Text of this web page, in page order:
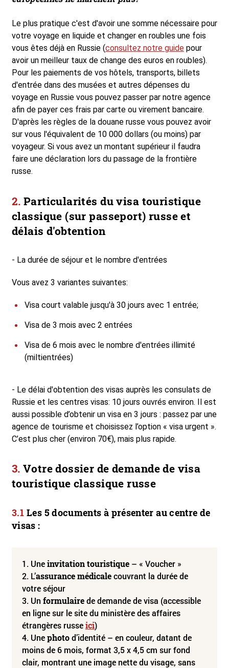
Le plus pratique c'est d'avoir une somme nécessaire pour
votre voyage en liquide et changer en roubles une fois
vous êtes déjà en Russie (consultez notre guide pour
avoir un meilleur taux de change des euros en roubles).
Pour les paiements de vos hôtels, transports, billets
d'entrée dans des musées et autres dépenses du
voyage en Russie vous pouvez passer par notre agence
afin de payer ces frais par carte ou virement bancaire.
D'après les règles de la douane russe vous pouvez avoir
sur vous l'équivalent de 10 000 dollars (ou moins) par
voyageur. Si vous avez un montant supérieur il faudra
faire une déclaration lors du passage de la frontière
russe.
Particularités du visa touristique
classique (sur passeport) russe et
délais d'obtention
- La durée de séjour et le nombre d'entrées
Vous avez 3 variantes suivantes:
Visa court valable jusqu'à 30 jours avec 1 entrée;
Visa de 3 mois avec 2 entrées
Visa de 6 mois avec le nombre d'entrées illimité
(miltientrées)
- Le délai d'obtention des visas auprès les consulats de
Russie et les centres visas: 10 jours ouvrés environ. Il est
aussi possible d’obtenir un visa en 3 jours : passez par une
agence de tourisme et choisissez l’option « visa urgent ».
C’est plus cher (environ 70€), mais plus rapide.
Votre dossier de demande de visa
touristique classique russe
Les 5 documents à présenter au centre de
visas :
1. Uneinvitation touristique – « Voucher »
2. L’assurance médicalecouvrant la durée de
votre séjour
3. Unformulairede demande de visa (accessible
en ligne sur le site du ministère des affaires
étrangères russeici)
4. Unephotod’identité – en couleur, datant de
moins de 6 mois, format 3,5 x 4,5 cm sur fond
clair, montrant une image nette du visage, sans